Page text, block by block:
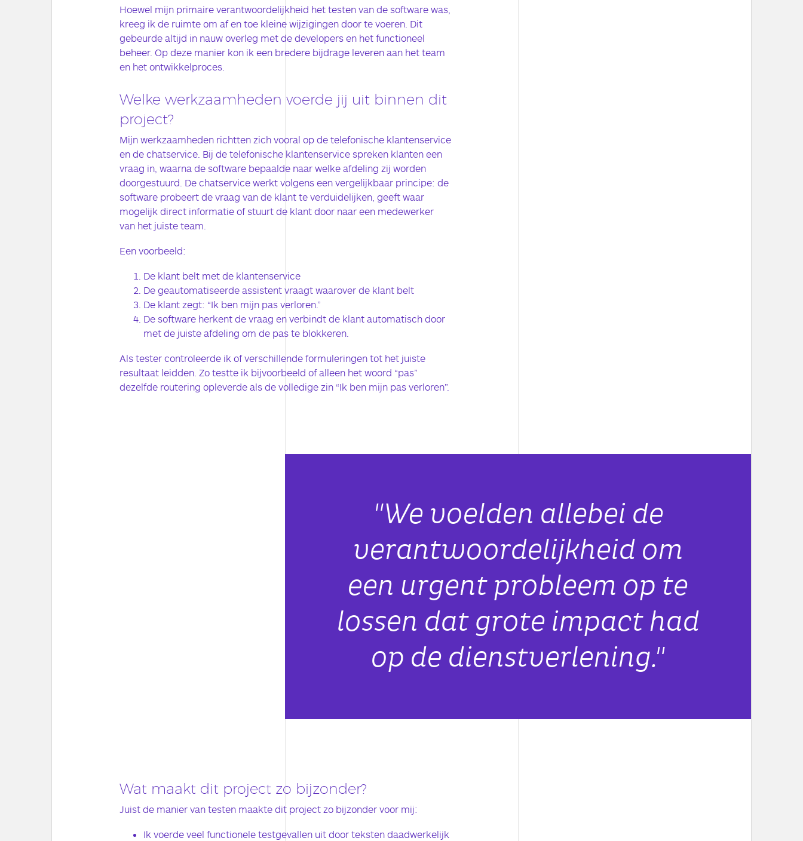
Hoewel mijn primaire verantwoordelijkheid het testen van de software was,
kreeg ik de ruimte om af en toe kleine wijzigingen door te voeren. Dit
gebeurde altijd in nauw overleg met de developers en het functioneel
beheer. Op deze manier kon ik een bredere bijdrage leveren aan het team
en het ontwikkelproces.
Welke werkzaamheden voerde jij uit binnen dit
project?
Mijn werkzaamheden richtten zich vooral op de telefonische klantenservice
en de chatservice. Bij de telefonische klantenservice spreken klanten een
vraag in, waarna de software bepaalde naar welke afdeling zij worden
doorgestuurd. De chatservice werkt volgens een vergelijkbaar principe: de
software probeert de vraag van de klant te verduidelijken, geeft waar
mogelijk direct informatie of stuurt de klant door naar een medewerker
van het juiste team.
Een voorbeeld:
De klant belt met de klantenservice
De geautomatiseerde assistent vraagt waarover de klant belt
De klant zegt: “Ik ben mijn pas verloren.”
De software herkent de vraag en verbindt de klant automatisch door
met de juiste afdeling om de pas te blokkeren.
Als tester controleerde ik of verschillende formuleringen tot het juiste
resultaat leidden. Zo testte ik bijvoorbeeld of alleen het woord “pas”
dezelfde routering opleverde als de volledige zin “Ik ben mijn pas verloren”.
"We voelden allebei de
verantwoordelijkheid om
een urgent probleem op te
lossen dat grote impact had
op de dienstverlening."
Wat maakt dit project zo bijzonder?
Juist de manier van testen maakte dit project zo bijzonder voor mij:
Ik voerde veel functionele testgevallen uit door teksten daadwerkelijk